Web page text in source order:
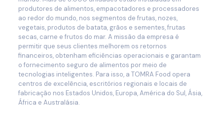
produtores de alimentos, empacotadores e processadores
ao redor do mundo, nos segmentos de frutas, nozes,
vegetais, produtos de batata, grãos e sementes, frutas
secas, carne e frutos do mar. A missão da empresa é
permitir que seus clientes melhorem os retornos
financeiros, obtenham eficiências operacionais e garantam
o fornecimento seguro de alimentos por meio de
tecnologias inteligentes. Para isso, a TOMRA Food opera
centros de excelência, escritórios regionais e locais de
fabricação nos Estados Unidos, Europa, América do Sul, Ásia,
África e Australásia.